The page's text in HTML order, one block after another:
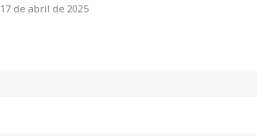
17 de abril de 2025